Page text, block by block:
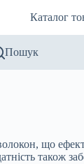
Каталог
Пошук
що
також